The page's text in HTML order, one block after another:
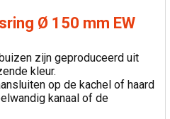
Ø 150 mm EW
zijn geproduceerd uit
kleur.
op de kachel of haard
kanaal of de